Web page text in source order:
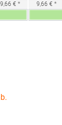
9,66 € *
9,66 € *